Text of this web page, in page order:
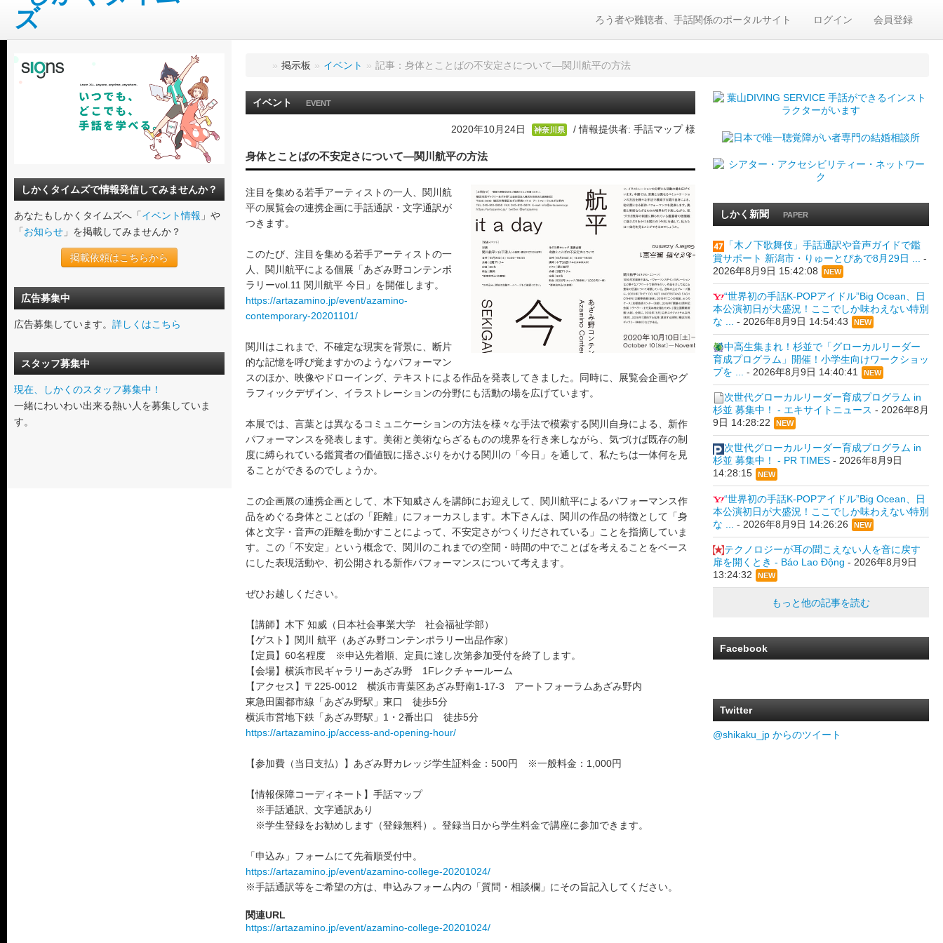
ログイン 会員登録
ろう者や難聴者、手話関係のポータルサイト
しかくタイムズで情報発信してみませんか？
あなたもしかくタイムズへ「イベント情報 」や
「お知らせ 」を掲載してみませんか？
掲載依頼はこちらから
広告募集中
広告募集しています。 詳しくはこちら
スタッフ募集中
現在、しかくのスタッフ募集中！
一緒にわいわい出来る熱い人を募集していま
す。
» 掲示板 » イベント » 記事：身体とことばの不安定さについて―関川航平の方法
イベント EVENT
2020年10月24日 神奈川県 / 情報提供者: 手話マップ 様
身体とことばの不安定さについて―関川航平の方法
注目を集める若手アーティストの一人、関川航
平の展覧会の連携企画に手話通訳・文字通訳が
つきます。
このたび、注目を集める若手アーティストの一
人、関川航平による個展「あざみ野コンテンポ
ラリーvol.11 関川航平 今日」を開催します。
https://artazamino.jp/event/azamino-
contemporary-20201101/
関川はこれまで、不確定な現実を背景に、断片
的な記憶を呼び覚ますかのようなパフォーマン
スのほか、映像やドローイング、テキストによる作品を発表してきました。同時に、展覧会企画やグ
ラフィックデザイン、イラストレーションの分野にも活動の場を広げています。
本展では、言葉とは異なるコミュニケーションの方法を様々な手法で模索する関川自身による、新作
パフォーマンスを発表します。美術と美術ならざるものの境界を行き来しながら、気づけば既存の制
度に縛られている鑑賞者の価値観に揺さぶりをかける関川の「今日」を通して、私たちは一体何を見
ることができるのでしょうか。
この企画展の連携企画として、木下知威さんを講師にお迎えして、関川航平によるパフォーマンス作
品をめぐる身体とことばの「距離」にフォーカスします。木下さんは、関川の作品の特徴として「身
体と文字・音声の距離を動かすことによって、不安定さがつくりだされている」ことを指摘していま
す。この「不安定」という概念で、関川のこれまでの空間・時間の中でことばを考えることをベース
にした表現活動や、初公開される新作パフォーマンスについて考えます。
ぜひお越しください。
【講師】木下 知威（日本社会事業大学 社会福祉学部）
【ゲスト】関川 航平（あざみ野コンテンポラリー出品作家）
【定員】60名程度 ※申込先着順、定員に達し次第参加受付を終了します。
【会場】横浜市民ギャラリーあざみ野 1Fレクチャールーム
【アクセス】〒225-0012 横浜市青葉区あざみ野南1-17-3 アートフォーラムあざみ野内
東急田園都市線「あざみ野駅」東口 徒歩5分
横浜市営地下鉄「あざみ野駅」1・2番出口 徒歩5分
https://artazamino.jp/access-and-opening-hour/
【参加費（当日支払）】あざみ野カレッジ学生証料金：500円 ※一般料金：1,000円
【情報保障コーディネート】手話マップ
※手話通訳、文字通訳あり
※学生登録をお勧めします（登録無料）。登録当日から学生料金で講座に参加できます。
「申込み」フォームにて先着順受付中。
https://artazamino.jp/event/azamino-college-20201024/
※手話通訳等をご希望の方は、申込みフォーム内の「質問・相談欄」にその旨記入してください。
関連URL
https://artazamino.jp/event/azamino-college-20201024/
しかく新聞 PAPER
「木ノ下歌舞伎」手話通訳や音声ガイドで鑑
賞サポート 新潟市・りゅーとぴあで8月29日 ...
-
2026年8月9日 15:42:08
NEW
“世界初の手話K-POPアイドル”Big Ocean、日
本公演初日が大盛況！ここでしか味わえない特別
な ...
- 2026年8月9日 14:54:43 NEW
中高生集まれ！杉並で「グローカルリーダー
育成プログラム」開催！小学生向けワークショッ
プを ...
- 2026年8月9日 14:40:41 NEW
次世代グローカルリーダー育成プログラム in
杉並 募集中！ - エキサイトニュース - 2026年8月
9日 14:28:22
NEW
次世代グローカルリーダー育成プログラム in
杉並 募集中！ - PR TIMES- 2026年8月9日
14:28:15
NEW
“世界初の手話K-POPアイドル”Big Ocean、日
本公演初日が大盛況！ここでしか味わえない特別
な ...
- 2026年8月9日 14:26:26 NEW
テクノロジーが耳の聞こえない人を音に戻す
扉を開くとき - Báo Lao Động - 2026年8月9日
13:24:32
NEW
もっと他の記事を読む
Facebook
Twitter
@shikaku_jp からのツイート